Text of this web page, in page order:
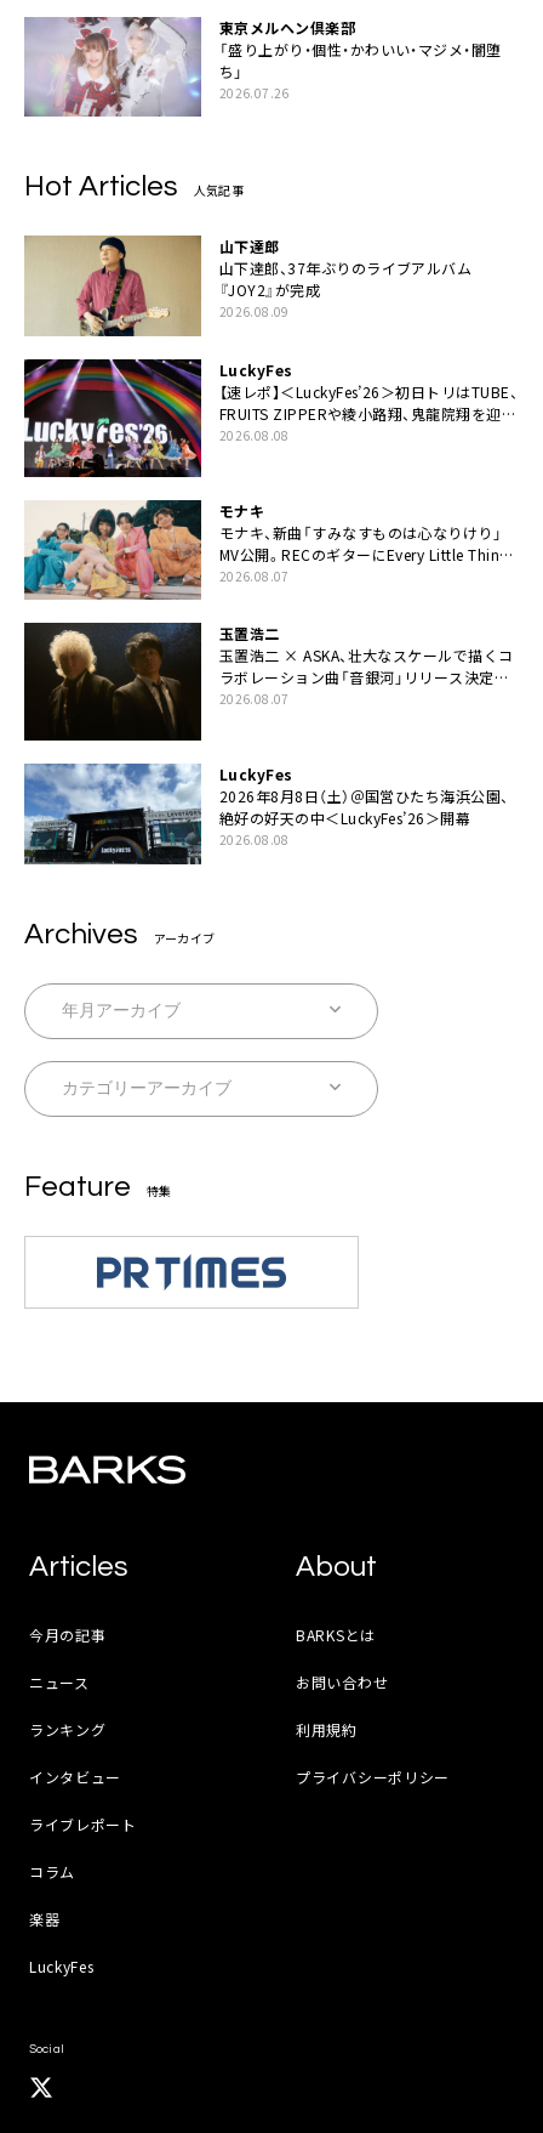
東京メルヘン倶楽部
「盛り上がり・個性・かわいい・マジメ・闇堕
ち」
2026.07.26
Hot Articles 人気記事
山下達郎
山下達郎、37年ぶりのライブアルバム
『JOY2』が完成
2026.08.09
LuckyFes
【速レポ】＜LuckyFes’26＞初日トリはTUBE、
FRUITS ZIPPERや綾小路翔、鬼龍院翔を迎え
た豪華コラボも「知ってたらぜひ一緒に歌っ
2026.08.08
モナキ
モナキ、新曲「すみなすものは心なりけり」
MV公開。RECのギターにEvery Little Thing・
伊藤一朗参加も
2026.08.07
玉置浩二
玉置浩二 × ASKA、壮大なスケールで描くコ
ラボレーション曲「音銀河」リリース決定。
カップリングには新曲「命の宿り」収録も
2026.08.07
LuckyFes
2026年8月8日（土）＠国営ひたち海浜公園、
絶好の好天の中＜LuckyFes’26＞開幕
2026.08.08
Archives アーカイブ
Feature 特集
Articles
今月の記事
ニュース
ランキング
インタビュー
ライブレポート
コラム
楽器
LuckyFes
About
BARKSとは
お問い合わせ
利用規約
プライバシーポリシー
Social